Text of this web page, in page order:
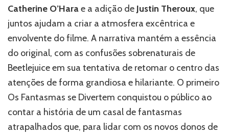
Catherine O’Harae a adição de Justin Theroux, que
juntos ajudam a criar a atmosfera excêntrica e
envolvente do filme. A narrativa mantém a essência
do original, com as confusões sobrenaturais de
Beetlejuice em sua tentativa de retomar o centro das
atenções de forma grandiosa e hilariante. O primeiro
Os Fantasmas se Divertem conquistou o público ao
contar a história de um casal de fantasmas
atrapalhados que, para lidar com os novos donos de